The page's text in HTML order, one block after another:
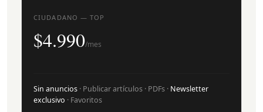
CIUDADANO — TOP
$4.990/mes
Sin anuncios · Publicar artículos · PDFs · Newsletter
exclusivo · Favoritos